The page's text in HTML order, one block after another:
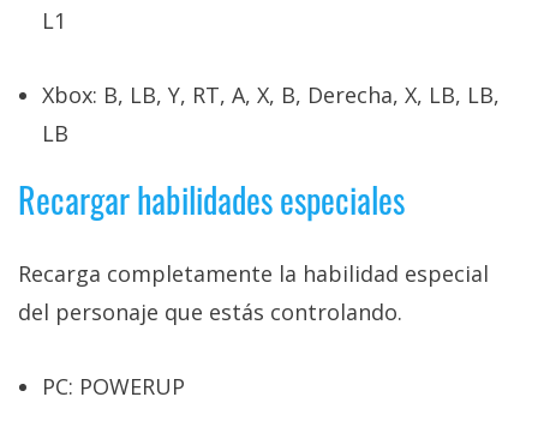
L1
Xbox: B, LB, Y, RT, A, X, B, Derecha, X, LB, LB,
LB
Recargar habilidades especiales
Recarga completamente la habilidad especial
del personaje que estás controlando.
PC: POWERUP